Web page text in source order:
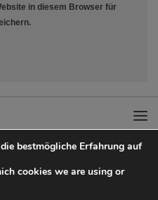
in diesem Browser für
© 2026. Alle Rechte vorbehalten.
mit dem
bestmögliche Erfahrung auf
cookies we are using or